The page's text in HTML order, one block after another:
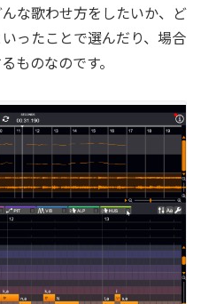
な歌わせ方をしたいか、ど
ったことで選んだり、場合
ものなのです。